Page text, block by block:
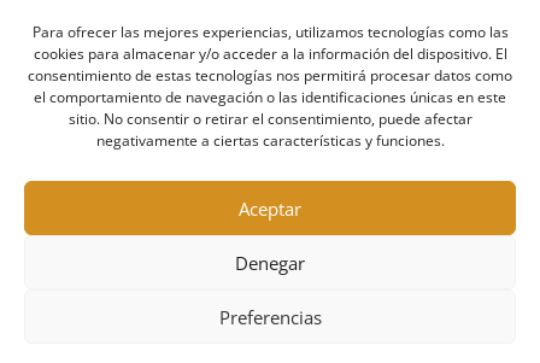
Para ofrecer las mejores experiencias, utilizamos tecnologías como las
cookies para almacenar y/o acceder a la información del dispositivo. El
consentimiento de estas tecnologías nos permitirá procesar datos como
el comportamiento de navegación o las identificaciones únicas en este
sitio. No consentir o retirar el consentimiento, puede afectar
negativamente a ciertas características y funciones.
Aceptar
Denegar
Preferencias
CAZA CLÁSICA
CALIBRES PEQUEÑOS
BALAS Y POSTAS
CAZA ACERO
CAZA SIN PLOMO
RECORRIDOS DE CAZA Y COMPACK
ALTA COMPETICIÓN
ACERO